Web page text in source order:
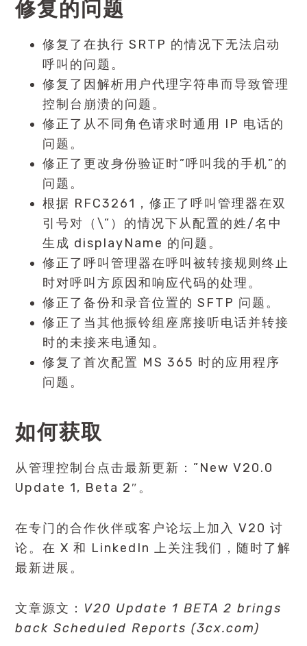
修复的问题
修复了在执行 SRTP 的情况下无法启动
呼叫的问题。
修复了因解析用户代理字符串而导致管理
控制台崩溃的问题。
修正了从不同角色请求时通用 IP 电话的
问题。
修正了更改身份验证时”呼叫我的手机”的
问题。
根据 RFC3261，修正了呼叫管理器在双
引号对（\”）的情况下从配置的姓/名中
生成 displayName 的问题。
修正了呼叫管理器在呼叫被转接规则终止
时对呼叫方原因和响应代码的处理。
修正了备份和录音位置的 SFTP 问题。
修正了当其他振铃组座席接听电话并转接
时的未接来电通知。
修复了首次配置 MS 365 时的应用程序
问题。
如何获取
从管理控制台点击最新更新：”New V20.0
Update 1, Beta 2″。
在专门的合作伙伴或客户论坛上加入 V20 讨
论。在 X 和 LinkedIn 上关注我们，随时了解
最新进展。
文章源文： V20 Update 1 BETA 2 brings
back Scheduled Reports (3cx.com)